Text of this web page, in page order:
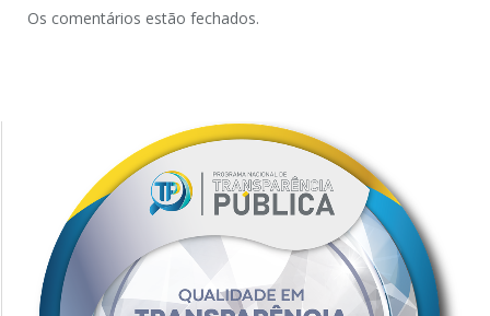
Os comentários estão fechados.